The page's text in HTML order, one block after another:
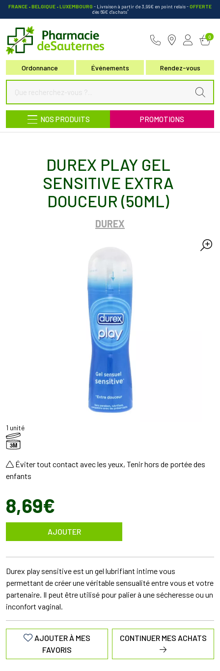
FRANCE • BELGIQUE • LUXEMBOURG - Livraison à partir de 3,99€ en point relais-OFFERTE
dès 69€ d’achats*
Ordonnance Événements Rendez-vous
0
NOS PRODUITS PROMOTIONS
DUREX PLAY GEL
SENSITIVE EXTRA
DOUCEUR (50ML)
DUREX
1 unité
3M
Éviter tout contact avec les yeux, Tenir hors de portée des
enfants
8,69€
AJOUTER
Durex play sensitive est un gel lubrifiant intime vous
permettant de créer une véritable sensualité entre vous et votre
partenaire. Il peut être utilisé pour palier à une sécheresse ou un
inconfort vaginal.
AJOUTER À MES
FAVORIS
CONTINUER MES ACHATS